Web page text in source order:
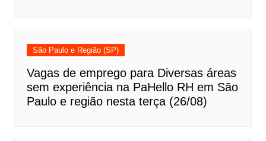
São Paulo e Região (SP)
Vagas de emprego para Diversas áreas
sem experiência na PaHello RH em São
Paulo e região nesta terça (26/08)